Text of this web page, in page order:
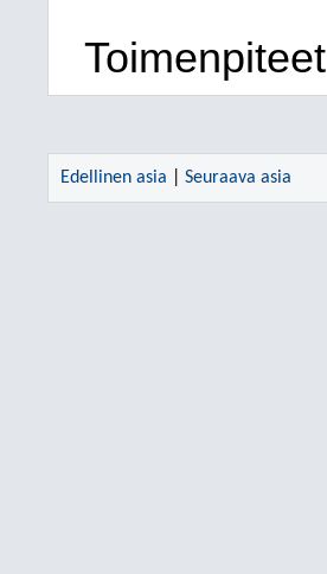
Toimenpiteet
Edellinen asia Seuraava asia